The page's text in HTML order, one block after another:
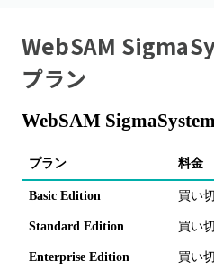
WebSAM
プラン
WebSAM
プラン 料金
Basic Edition 買い
Standard Edition 買い
Enterprise Edition 買い